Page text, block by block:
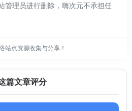
管理员进行删除，嗨次元不承担任
站点资源收集与分享！
篇文章评分